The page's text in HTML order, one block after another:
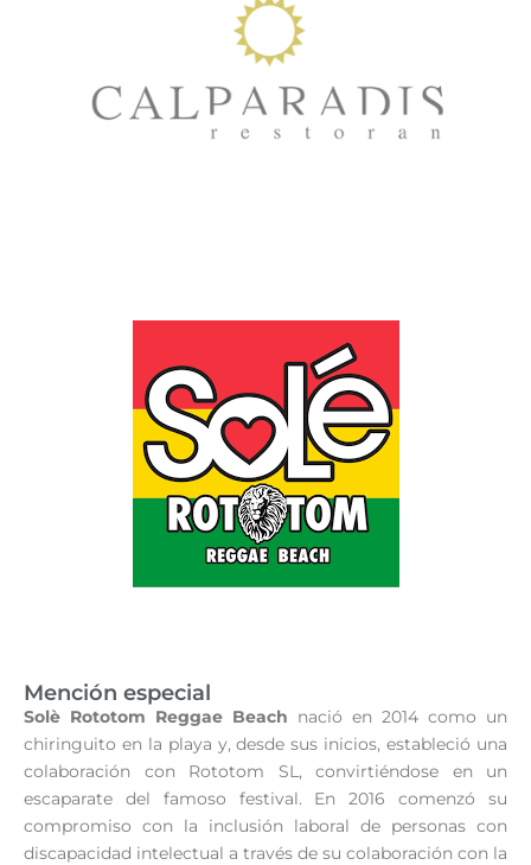
Mención especial
Solè Rototom Reggae Beach nació en 2014 como un
chiringuito en la playa y, desde sus inicios, estableció una
colaboración con Rototom SL, convirtiéndose en un
escaparate del famoso festival. En 2016 comenzó su
compromiso con la inclusión laboral de personas con
discapacidad intelectual a través de su colaboración con la